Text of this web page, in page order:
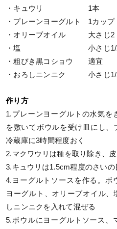
・キュウリ 1本
・プレーンヨーグルト 1カップ
・オリーブオイル 大さじ2
・塩 小さじ1/
・粗びき黒コショウ 適宜
・おろしニンニク 小さじ1/
作り方
1.プレーンヨーグルトの水気を
を敷いてボウルを受け皿にし
冷蔵庫に3時間程度おく
2.マクワウリは種を取り除き、
3.キュウリは1.5cm程度のさいの
4.ヨーグルトソースを作る。ボ
ヨーグルト、オリーブオイル
しニンニクを入れて混ぜる
5.ボウルにヨーグルトソース、